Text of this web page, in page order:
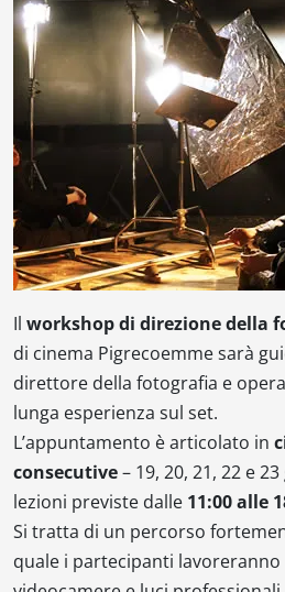
Il workshop di direzione della
di cinema Pigrecoemme sarà
direttore della fotografia e
lunga esperienza sul set.
L’appuntamento è articolato in
consecutive– 19, 20, 21, 22 e
lezioni previste dalle 11:00 alle
Si tratta di un percorso
quale i partecipanti